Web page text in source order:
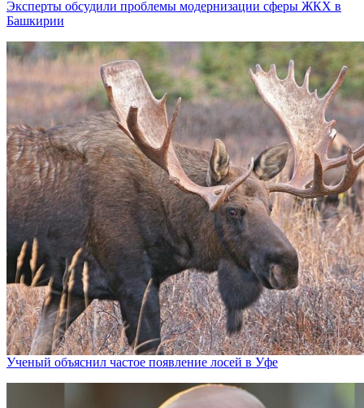
Эксперты обсудили проблемы модернизации сферы ЖКХ в
Башкирии
Ученый объяснил частое появление лосей в Уфе